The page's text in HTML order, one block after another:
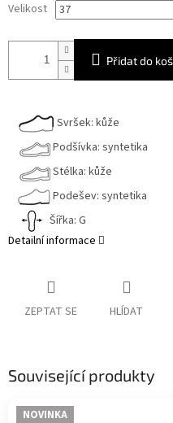
Velikost
Přidat do
Svršek: kůže
Podšívka: syntetika
Stélka: kůže
Podešev: syntetika
Šířka: G
Detailní informace
ZEPTAT SE HLÍDAT
Související produkty
NOVINKA